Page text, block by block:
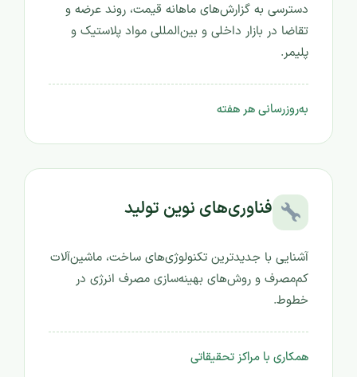
دسترسی به گزارش‌های ماهانه قیمت، روند عرضه و
تقاضا در بازار داخلی و بین‌المللی مواد پلاستیک و
پلیمر.
به‌روزرسانی هر هفته
فناوری‌های نوین تولید
آشنایی با جدیدترین تکنولوژی‌های ساخت، ماشین‌آلات
کم‌مصرف و روش‌های بهینه‌سازی مصرف انرژی در
خطوط.
همکاری با مراکز تحقیقاتی